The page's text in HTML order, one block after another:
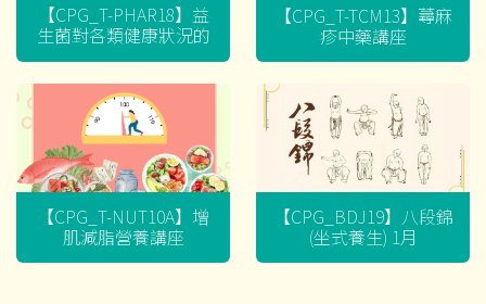
【CPG_T-PHAR18】益
生菌對各類健康狀況的
迷思
【CPG_T-TCM13】蕁麻
疹中藥講座
【CPG_T-NUT10A】增
肌減脂營養講座
【CPG_BDJ19】八段錦
(坐式養生) 1月